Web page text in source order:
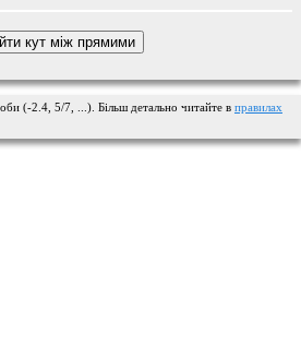
(-2.4, 5/7, ...). Більш детально читайте в правилах